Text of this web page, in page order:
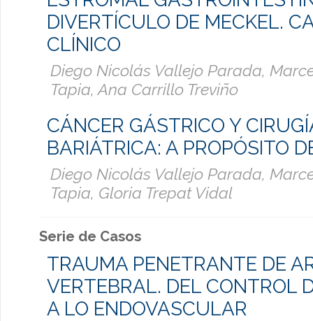
DIVERTÍCULO DE MECKEL.
CLÍNICO
Diego Nicolás Vallejo Parada,
Tapia, Ana Carrillo Treviño
CÁNCER GÁSTRICO Y
BARIÁTRICA: A PROPÓSITO
Diego Nicolás Vallejo Parada,
Tapia, Gloria Trepat Vidal
Serie de Casos
TRAUMA PENETRANTE DE
VERTEBRAL. DEL CONTROL
A LO ENDOVASCULAR